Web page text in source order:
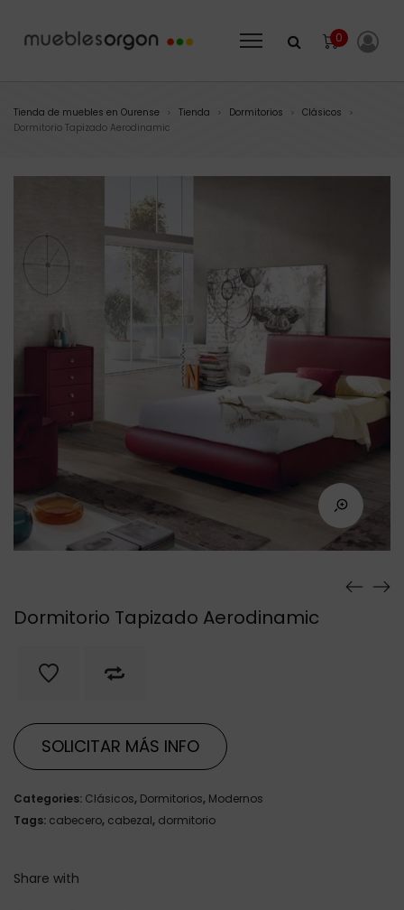
0
Tienda de muebles en Ourense > Tienda > Dormitorios > Clásicos >
Dormitorio Tapizado Aerodinamic
Dormitorio Tapizado Aerodinamic
SOLICITAR MÁS INFO
Categories: Clásicos, Dormitorios, Modernos
Tags: cabecero, cabezal, dormitorio
Share with